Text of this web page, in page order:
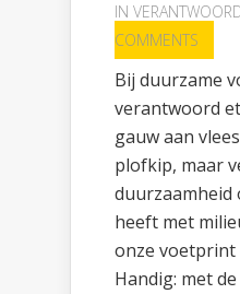
IN
COMMENTS
Bij duurzame
verantwoord
gauw aan
plofkip, maar
duurzaamheid
heeft met
onze voetprint
Handig: met